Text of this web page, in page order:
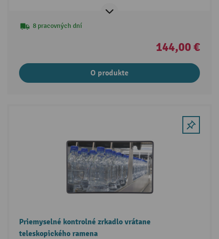
8 pracovných dní
144,00 €
O produkte
Priemyselné kontrolné zrkadlo vrátane
teleskopického ramena